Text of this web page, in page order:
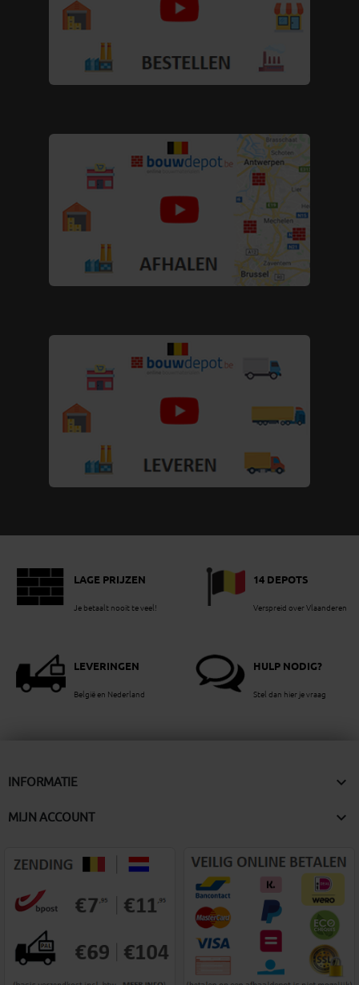
LAGE PRIJZEN
Je betaalt nooit te veel!
14 DEPOTS
Verspreid over Vlaanderen
LEVERINGEN
België en Nederland
HULP NODIG?
Stel dan hier je vraag
INFORMATIE 
MIJN ACCOUNT 